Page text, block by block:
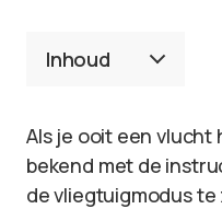
Inhoud
Als je ooit een vlucht
bekend met de
de vliegtuigmodus